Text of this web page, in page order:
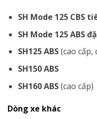
SH Mode 125 CBS
SH Mode 125 ABS
SH125 ABS(cao cấp,
SH150 ABS
SH160 ABS(cao cấp)
Dòng xe khác